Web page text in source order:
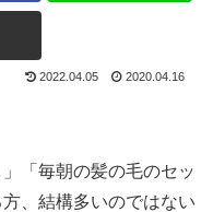
2022.04.05 2020.04.16
「毎朝の髪の毛のセッ
、結構多いのではない